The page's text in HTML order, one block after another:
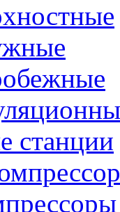
станции